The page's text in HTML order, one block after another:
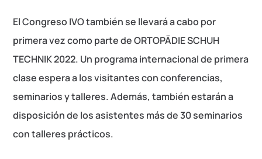
El Congreso IVO también se llevará a cabo por
primera vez como parte de ORTOPÄDIE SCHUH
TECHNIK 2022. Un programa internacional de primera
clase espera a los visitantes con conferencias,
seminarios y talleres. Además, también estarán a
disposición de los asistentes más de 30 seminarios
con talleres prácticos.